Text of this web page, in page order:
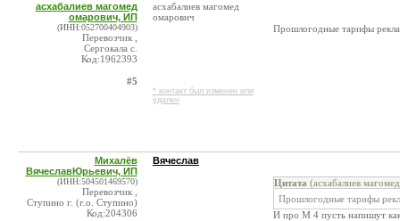
асхабалиев магомед
омарович, ИП
(ИНН:052700404903)
Перевозчик ,
Сергокала с.
Код:1962393
#5
асхабалиев магомед
омарович
* контакт был изменен или
удален
Прошлогодные тарифы
Михалёв
ВячеславЮрьевич, ИП
(ИНН:504501469570)
Перевозчик ,
Ступино г. (г.о. Ступино)
Код:204306
Вячеслав
Цитата (асхабалиев
Прошлогодные тарифы
И про М 4 пусть напишут